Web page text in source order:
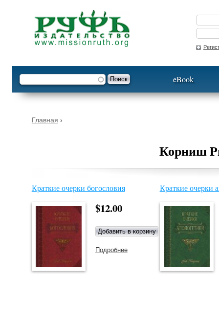
Форма поиска
Поиск eBook
Вы здесь
Главная ›
Корниш
Краткие очерки богословия
$12.00
Подробнеео Краткие очерки богословия
Краткие очерки